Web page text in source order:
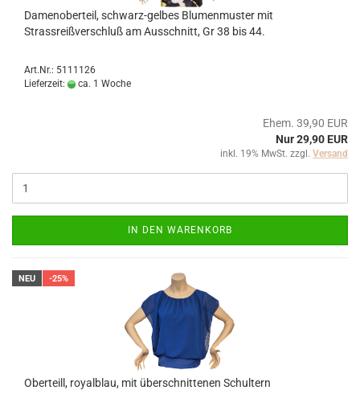
Damenoberteil, schwarz-gelbes Blumenmuster mit
Strassreißverschluß am Ausschnitt, Gr 38 bis 44.
Art.Nr.: 5111126
Lieferzeit:
ca. 1 Woche
Ehem. 39,90 EUR
Nur 29,90 EUR
inkl. 19% MwSt. zzgl. Versand
IN DEN WARENKORB
NEU -25%
Oberteill, royalblau, mit überschnittenen Schultern